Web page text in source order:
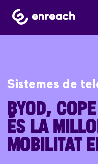
Sistemes de
BYOD,
ÉS LA
MOBILITAT